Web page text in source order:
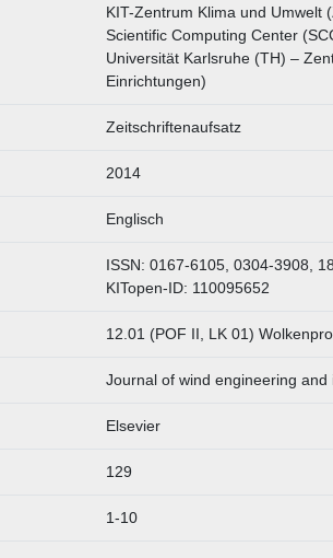
KIT-Zentrum Klima und Umwelt
Scientific Computing Center
Universität Karlsruhe (TH) –
Einrichtungen)
Zeitschriftenaufsatz
2014
Englisch
ISSN: 0167-6105, 0304-3908,
KITopen-ID: 110095652
12.01 (POF II, LK 01)
Journal of wind engineering
Elsevier
129
1-10